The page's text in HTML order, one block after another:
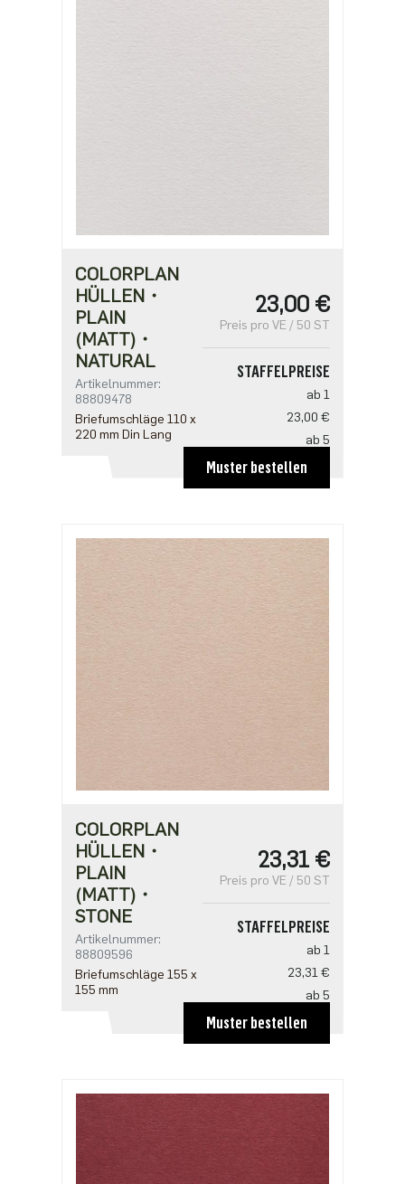
COLORPLAN
HÜLLEN・
PLAIN
(MATT)・
NATURAL
Artikelnummer:
88809478
Briefumschläge 110 x
220 mm Din Lang
23,00 €
Preis pro VE / 50 ST
STAFFELPREISE
ab 1
23,00 €
ab 5
18,40 €
Muster bestellen
COLORPLAN
HÜLLEN・
PLAIN
(MATT)・
STONE
Artikelnummer:
88809596
Briefumschläge 155 x
155 mm
23,31 €
Preis pro VE / 50 ST
STAFFELPREISE
ab 1
23,31 €
ab 5
18,65 €
Muster bestellen